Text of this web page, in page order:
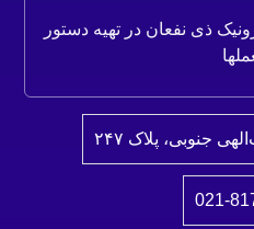
ذی نفعان در تهیه دستور
پلاک ۲۴۷